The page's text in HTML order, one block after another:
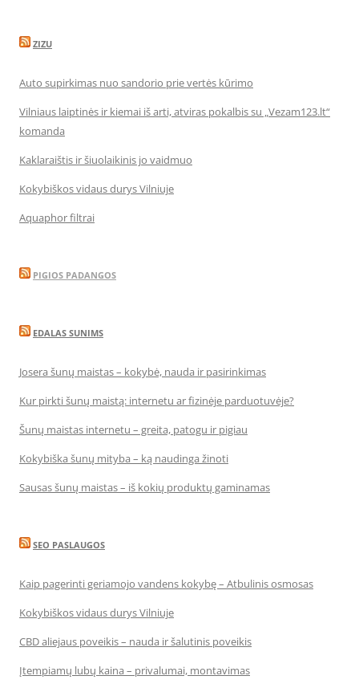
ZIZU
Auto supirkimas nuo sandorio prie vertės kūrimo
Vilniaus laiptinės ir kiemai iš arti, atviras pokalbis su „Vezam123.lt“
komanda
Kaklaraištis ir šiuolaikinis jo vaidmuo
Kokybiškos vidaus durys Vilniuje
Aquaphor filtrai
PIGIOS PADANGOS
EDALAS SUNIMS
Josera šunų maistas – kokybė, nauda ir pasirinkimas
Kur pirkti šunų maistą: internetu ar fizinėje parduotuvėje?
Šunų maistas internetu – greita, patogu ir pigiau
Kokybiška šunų mityba – ką naudinga žinoti
Sausas šunų maistas – iš kokių produktų gaminamas
SEO PASLAUGOS
Kaip pagerinti geriamojo vandens kokybę – Atbulinis osmosas
Kokybiškos vidaus durys Vilniuje
CBD aliejaus poveikis – nauda ir šalutinis poveikis
Įtempiamų lubų kaina – privalumai, montavimas